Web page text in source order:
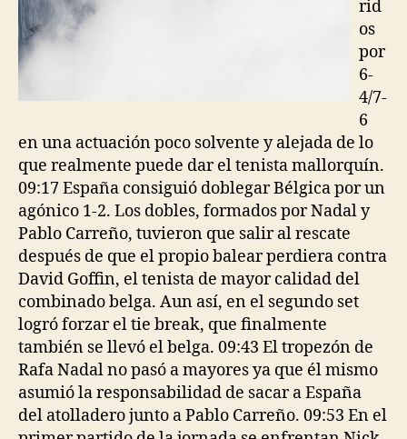
rid
os
por
6-
4/7-
6
en una actuación poco solvente y alejada de lo
que realmente puede dar el tenista mallorquín.
09:17 España consiguió doblegar Bélgica por un
agónico 1-2. Los dobles, formados por Nadal y
Pablo Carreño, tuvieron que salir al rescate
después de que el propio balear perdiera contra
David Goffin, el tenista de mayor calidad del
combinado belga. Aun así, en el segundo set
logró forzar el tie break, que finalmente
también se llevó el belga. 09:43 El tropezón de
Rafa Nadal no pasó a mayores ya que él mismo
asumió la responsabilidad de sacar a España
del atolladero junto a Pablo Carreño. 09:53 En el